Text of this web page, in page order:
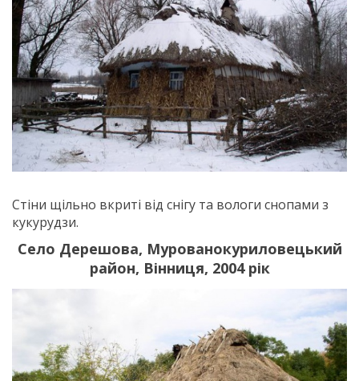
Стіни щільно вкриті від снігу та вологи снопами з
кукурудзи.
Село Дерешова, Мурованокуриловецький
район, Вінниця, 2004 рік